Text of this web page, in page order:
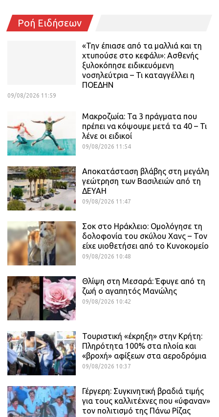
Ροή Ειδήσεων
«Την έπιασε από τα μαλλιά και τη
χτυπούσε στο κεφάλι»: Ασθενής
ξυλοκόπησε ειδικευόμενη
νοσηλεύτρια – Τι καταγγέλλει η
ΠΟΕΔΗΝ
09/08/2026 11:59
Μακροζωία: Τα 3 πράγματα που
πρέπει να κόψουμε μετά τα 40 – Τι
λένε οι ειδικοί
09/08/2026 11:54
Αποκατάσταση βλάβης στη μεγάλη
γεώτρηση των Βασιλειών από τη
ΔΕΥΑΗ
09/08/2026 11:47
Σοκ στο Ηράκλειο: Ομολόγησε τη
δολοφονία του σκύλου Χανς – Τον
είχε υιοθετήσει από το Κυνοκομείο
09/08/2026 10:48
Θλίψη στη Μεσαρά: Έφυγε από τη
ζωή ο αγαπητός Μανώλης
09/08/2026 10:42
Τουριστική «έκρηξη» στην Κρήτη:
Πληρότητα 100% στα πλοία και
«βροχή» αφίξεων στα αεροδρόμια
09/08/2026 10:37
Γέργερη: Συγκινητική βραδιά τιμής
για τους καλλιτέχνες που «ύφαναν»
τον πολιτισμό της Πάνω Ρίζας